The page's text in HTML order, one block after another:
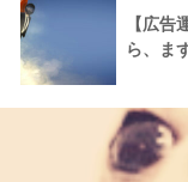
【広
ら、ま